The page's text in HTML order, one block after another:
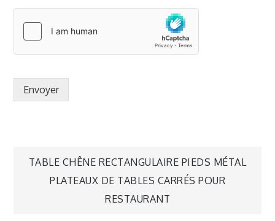
Envoyer
TABLE CHÊNE RECTANGULAIRE PIEDS MÉTAL
PLATEAUX DE TABLES CARRÉS POUR
RESTAURANT